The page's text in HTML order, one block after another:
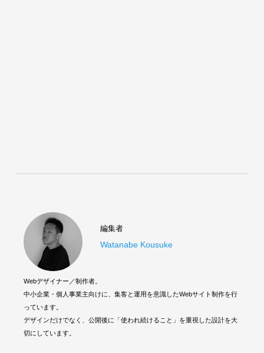
編集者
Watanabe Kousuke
Webデザイナー／制作者。
中小企業・個人事業主向けに、集客と運用を意識したWebサイト制作を行
っています。
デザインだけでなく、公開後に「使われ続けること」を重視した設計を大
切にしています。